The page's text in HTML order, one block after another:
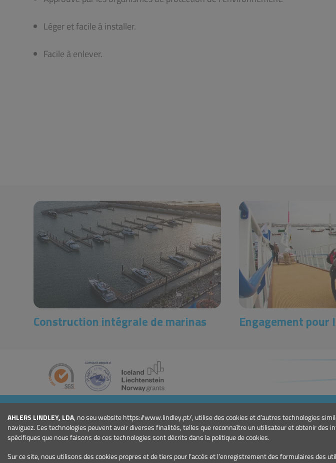
AHLERS LINDLEY, LDA, no seu website https://www.lindley.pt/, utilise des cookies et d’autres technologies
naviguez. Ces technologies peuvent avoir diverses finalités, telles que reconnaître un utilisateur et obtenir des
spécifiques que nous faisons de ces technologies sont décrits dans la politique de cookies.
Sur ce site, nous utilisons des cookies propres et de tiers pour l’accès et l’enregistrement des formulaires des
Léger et facile à installer.
Facile à enlever.
Construction intégrale de marinas Engagement pour
Qui Sommes-nous
Actualités
Projets
Marinas et Ports de Plaisance
Signalisation maritime